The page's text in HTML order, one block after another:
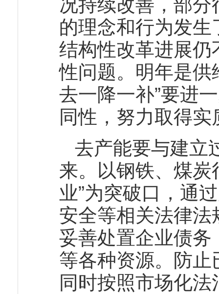
况持续改善，部
的理念和行为发
结构性改革进展
性问题。明年是供
去一降一补”要进
同性，努力取得实
去产能要与建立
来。以钢铁、煤炭
业”为突破口，通
安全等相关法律
妥善处置企业债
等各种资源。防
同时按照市场化